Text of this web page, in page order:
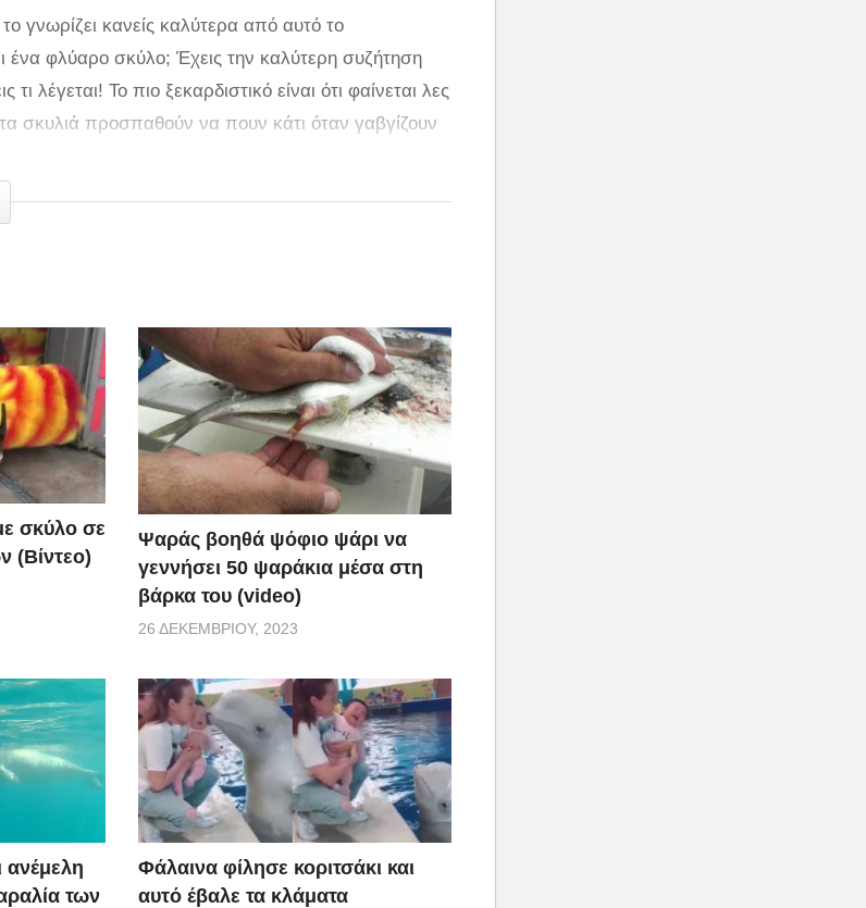
γνωρίζει κανείς καλύτερα από αυτό το
ένα φλύαρο σκύλο; Έχεις την καλύτερη συζήτηση
λέγεται! Το πιο ξεκαρδιστικό είναι ότι φαίνεται λες
σκυλιά προσπαθούν να πουν κάτι όταν γαβγίζουν
κάτι θέλει να πει. Μακάρι να ήξερα τι!
σκύλο σε
(Βίντεο)
Ψαράς βοηθά ψόφιο ψάρι να
γεννήσει 50 ψαράκια μέσα στη
βάρκα του (video)
26 ΔΕΚΕΜΒΡΊΟΥ, 2023
ανέμελη
των
Φάλαινα φίλησε κοριτσάκι και
αυτό έβαλε τα κλάματα